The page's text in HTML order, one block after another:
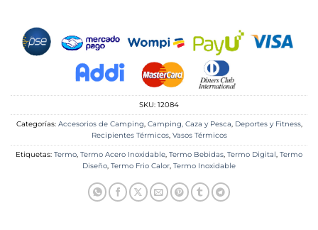
SKU: 12084
Categorías: Accesorios de Camping, Camping, Caza y Pesca, Deportes y Fitness,
Recipientes Térmicos, Vasos Térmicos
Etiquetas: Termo, Termo Acero Inoxidable, Termo Bebidas, Termo Digital, Termo
Diseño, Termo Frio Calor, Termo Inoxidable